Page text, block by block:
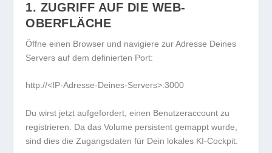
1. ZUGRIFF AUF DIE WEB-
OBERFLÄCHE
Öffne einen Browser und navigiere zur Adresse Deines
Servers auf dem definierten Port:
http://<IP-Adresse-Deines-Servers>:3000
Du wirst jetzt aufgefordert, einen Benutzeraccount zu
registrieren. Da das Volume persistent gemappt wurde,
sind dies die Zugangsdaten für Dein lokales KI-Cockpit.